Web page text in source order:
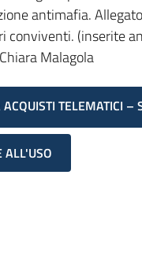
antimafia.
(inserite
Malagola
TELEMATICI –
ALL'USO